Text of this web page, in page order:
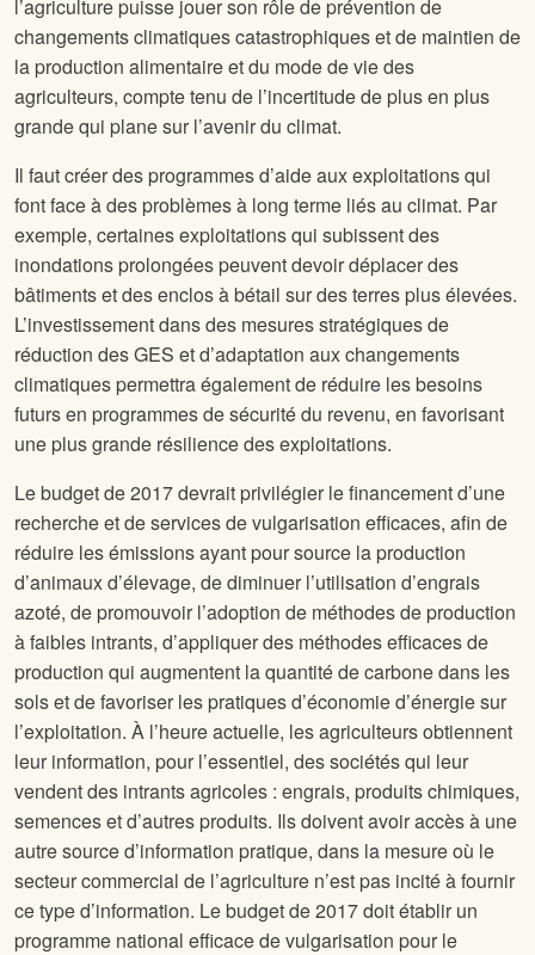
l’agriculture puisse jouer son rôle de prévention de
changements climatiques catastrophiques et de maintien de
la production alimentaire et du mode de vie des
agriculteurs, compte tenu de l’incertitude de plus en plus
grande qui plane sur l’avenir du climat.
Il faut créer des programmes d’aide aux exploitations qui
font face à des problèmes à long terme liés au climat. Par
exemple, certaines exploitations qui subissent des
inondations prolongées peuvent devoir déplacer des
bâtiments et des enclos à bétail sur des terres plus élevées.
L’investissement dans des mesures stratégiques de
réduction des GES et d’adaptation aux changements
climatiques permettra également de réduire les besoins
futurs en programmes de sécurité du revenu, en favorisant
une plus grande résilience des exploitations.
Le budget de 2017 devrait privilégier le financement d’une
recherche et de services de vulgarisation efficaces, afin de
réduire les émissions ayant pour source la production
d’animaux d’élevage, de diminuer l’utilisation d’engrais
azoté, de promouvoir l’adoption de méthodes de production
à faibles intrants, d’appliquer des méthodes efficaces de
production qui augmentent la quantité de carbone dans les
sols et de favoriser les pratiques d’économie d’énergie sur
l’exploitation. À l’heure actuelle, les agriculteurs obtiennent
leur information, pour l’essentiel, des sociétés qui leur
vendent des intrants agricoles : engrais, produits chimiques,
semences et d’autres produits. Ils doivent avoir accès à une
autre source d’information pratique, dans la mesure où le
secteur commercial de l’agriculture n’est pas incité à fournir
ce type d’information. Le budget de 2017 doit établir un
programme national efficace de vulgarisation pour le